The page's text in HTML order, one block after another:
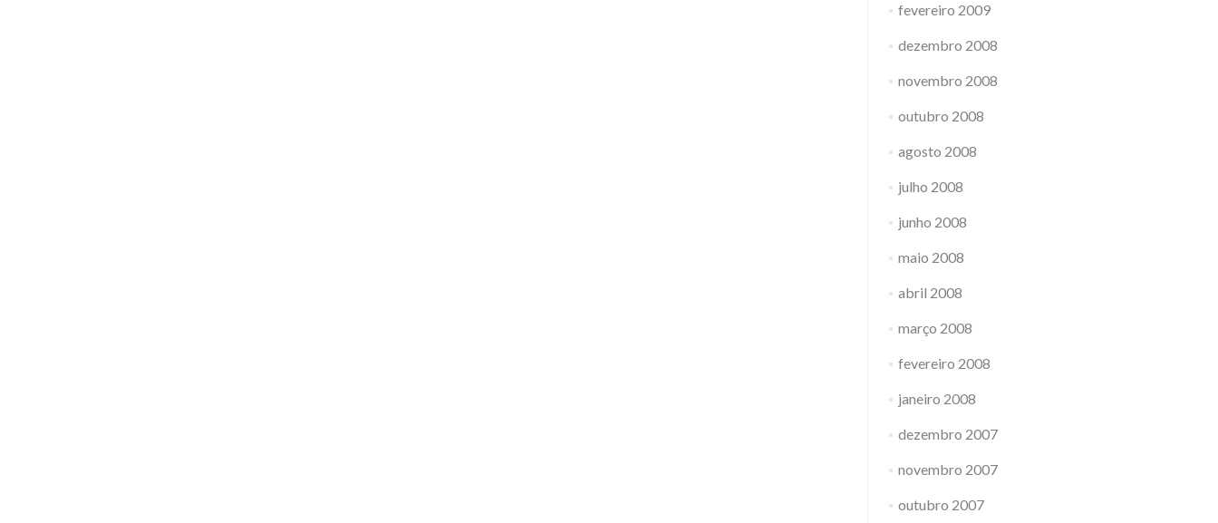
fevereiro 2009
dezembro 2008
novembro 2008
outubro 2008
agosto 2008
julho 2008
junho 2008
maio 2008
abril 2008
março 2008
fevereiro 2008
janeiro 2008
dezembro 2007
novembro 2007
outubro 2007